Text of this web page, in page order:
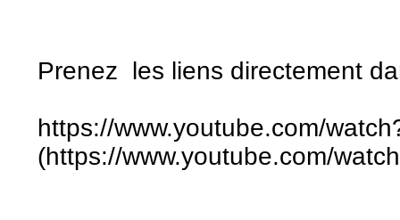
Prenez les liens directement
https://www.youtube.com/
(https://www.youtube.com/